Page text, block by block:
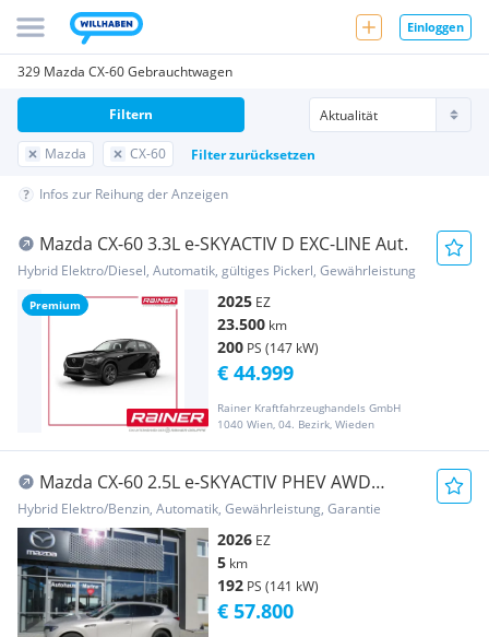
Einloggen
329 Mazda CX-60 Gebrauchtwagen
Mazda CX-60 Filter zurücksetzen
Filtern
Infos zur Reihung der Anzeigen
Premium
Mazda CX-60 3.3L e-SKYACTIV D EXC-LINE Aut.
Hybrid Elektro/Diesel, Automatik, gültiges Pickerl, Gewährleistung
2025 EZ
23.500 km
200 PS (147 kW)
Rainer Kraftfahrzeughandels GmbH
1040 Wien, 04. Bezirk, Wieden
€ 44.999
Mazda CX-60 2.5L e-SKYACTIV PHEV AWD
HOMURA PLUS Aut.
Hybrid Elektro/Benzin, Automatik, Gewährleistung, Garantie
2026 EZ
5 km
192 PS (141 kW)
€ 57.800